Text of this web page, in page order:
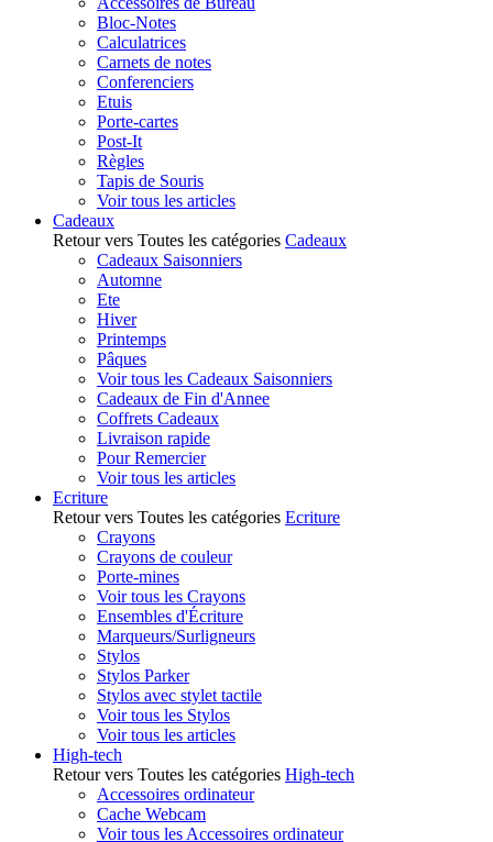
Bloc-Notes
Calculatrices
Carnets de notes
Conferenciers
Etuis
Porte-cartes
Post-It
Règles
Tapis de Souris
Voir tous les articles
Cadeaux
Retour vers Toutes les catégories Cadeaux
Cadeaux Saisonniers
Automne
Ete
Hiver
Printemps
Pâques
Voir tous les Cadeaux Saisonniers
Cadeaux de Fin d'Annee
Coffrets Cadeaux
Livraison rapide
Pour Remercier
Voir tous les articles
Ecriture
Retour vers Toutes les catégories Ecriture
Crayons
Crayons de couleur
Porte-mines
Voir tous les Crayons
Ensembles d'Écriture
Marqueurs/Surligneurs
Stylos
Stylos Parker
Stylos avec stylet tactile
Voir tous les Stylos
Voir tous les articles
High-tech
Retour vers Toutes les catégories High-tech
Accessoires ordinateur
Cache Webcam
Voir tous les Accessoires ordinateur